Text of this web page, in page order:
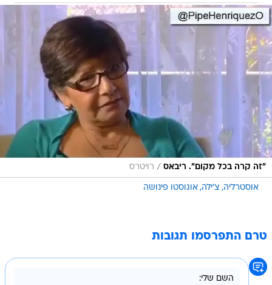
"זה קרה בכל מקום". ריבאס / רויטרס
אוסטרליה צ'ילה אוגוסטו פינושה
טרם התפרסמו תגובות